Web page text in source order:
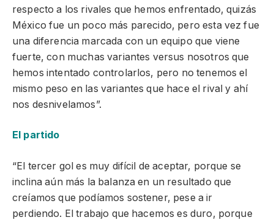
respecto a los rivales que hemos enfrentado, quizás
México fue un poco más parecido, pero esta vez fue
una diferencia marcada con un equipo que viene
fuerte, con muchas variantes versus nosotros que
hemos intentado controlarlos, pero no tenemos el
mismo peso en las variantes que hace el rival y ahí
nos desnivelamos”.
El partido
“El tercer gol es muy difícil de aceptar, porque se
inclina aún más la balanza en un resultado que
creíamos que podíamos sostener, pese a ir
perdiendo. El trabajo que hacemos es duro, porque